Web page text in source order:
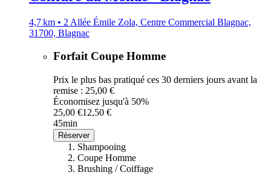
4,7 km • 2 Allée Émile Zola, Centre Commercial Blagnac,
31700, Blagnac
Forfait Coupe Homme
Prix le plus bas pratiqué ces 30 derniers jours avant la
remise : 25,00 €
Économisez jusqu'à 50%
25,00 €12,50 €
45min
Réserver
Shampooing
Coupe Homme
Brushing / Coiffage